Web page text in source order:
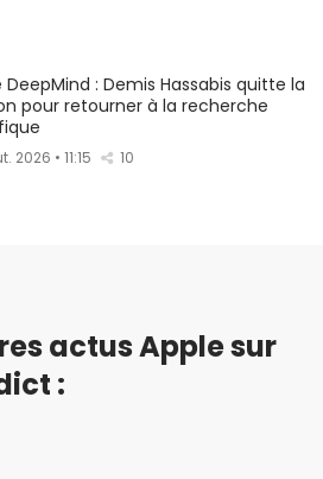
DeepMind : Demis Hassabis quitte la
pour retourner à la recherche
2026 • 11:15 10
actus Apple sur
: